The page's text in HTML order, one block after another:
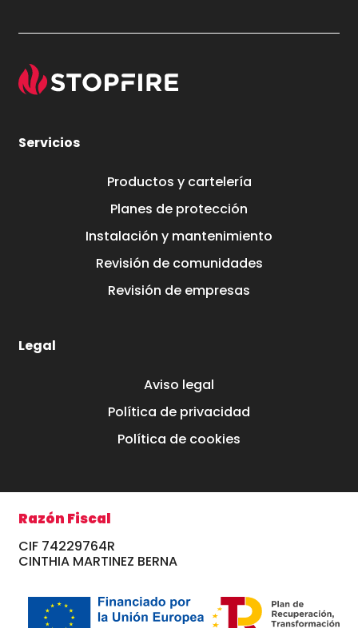
Servicios
Productos y cartelería
Planes de protección
Instalación y mantenimiento
Revisión de comunidades
Revisión de empresas
Legal
Aviso legal
Política de privacidad
Política de cookies
Razón Fiscal
CIF 74229764R
CINTHIA MARTINEZ BERNA